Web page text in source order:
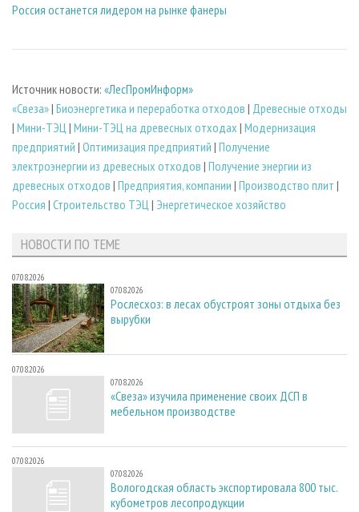
Россия останется лидером на рынке фанеры
Источник новости: «ЛесПромИнформ»
«Свеза»| Биoэнергетика и переработка отходов | Древесные отходы
| Мини-ТЭЦ | Мини-ТЭЦ на древесных отходах | Модернизация
предприятий | Оптимизация предприятий | Получение
электроэнергии из древесных отходов | Получение энергии из
древесных отходов | Предприятия, компании | Производство плит |
Россия | Строительство ТЭЦ | Энергетическое хозяйство
НОВОСТИ ПО ТЕМЕ
07.08.2026
07.08.2026
Рослесхоз: в лесах обустроят зоны отдыха без
вырубки
07.08.2026
07.08.2026
«Свеза» изучила применение своих ДСП в
мебельном производстве
07.08.2026
07.08.2026
Вологодская область экспортировала 800 тыс.
кубометров лесопродукции